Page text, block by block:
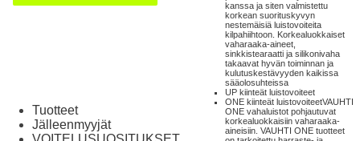
kanssa ja siten valmistettu
korkean suorituskyvyn
nestemäisiä luistovoiteita
kilpahiihtoon. Korkealuokkaiset
vaharaaka-aineet,
sinkkistearaatti ja silikonivaha
takaavat hyvän toiminnan ja
kulutuskestävyyden kaikissa
sääolosuhteissa
UP kiinteät luistovoiteet
ONE kiinteät luistovoiteetVAUHTI
ONE vahaluistot pohjautuvat
korkealuokkaisiin vaharaaka-
aineisiin. VAUHTI ONE tuotteet
Tuotteet
Jälleenmyyjät